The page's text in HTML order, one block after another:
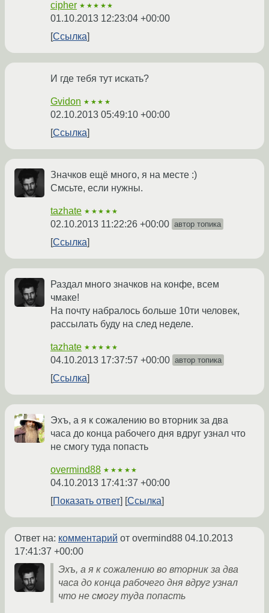
cipher ★★★★★
01.10.2013 12:23:04 +00:00
Ссылка
И где тебя тут искать?
Gvidon ★★★★
02.10.2013 05:49:10 +00:00
Ссылка
Значков ещё много, я на месте :)
Смсьте, если нужны.
tazhate ★★★★★
02.10.2013 11:22:26 +00:00 автор топика
Ссылка
Раздал много значков на конфе, всем
чмаке!
На почту набралось больше 10ти человек,
рассылать буду на след неделе.
tazhate ★★★★★
04.10.2013 17:37:57 +00:00 автор топика
Ссылка
Эхъ, а я к сожалению во вторник за два
часа до конца рабочего дня вдруг узнал что
не смогу туда попасть
overmind88 ★★★★★
04.10.2013 17:41:37 +00:00
Показать ответ
Ссылка
Ответ на: комментарий от overmind88 04.10.2013
17:41:37 +00:00
Эхъ, а я к сожалению во вторник за два
часа до конца рабочего дня вдруг узнал
что не смогу туда попасть